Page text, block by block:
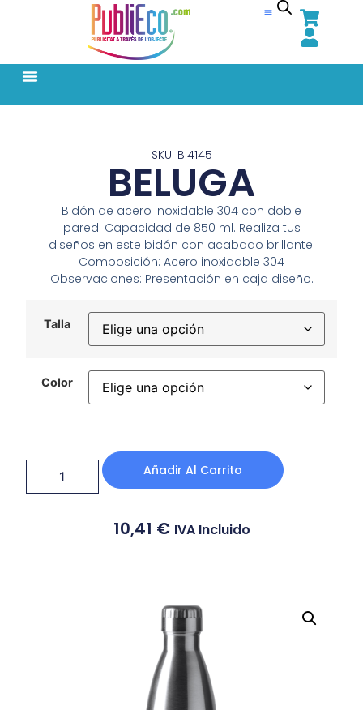
SKU: BI4145
BELUGA
Bidón de acero inoxidable 304 con doble
pared. Capacidad de 850 ml. Realiza tus
diseños en este bidón con acabado brillante.
Composición: Acero inoxidable 304
Observaciones: Presentación en caja diseño.
Talla
Color
Añadir Al Carrito
10,41 € IVA Incluido